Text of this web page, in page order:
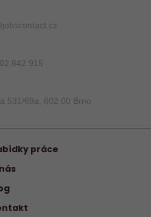
642 915
531/69a, 602 00 Brno
práce